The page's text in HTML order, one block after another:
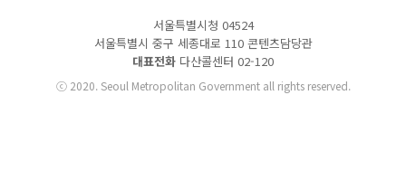
서울특별시청 04524
서울특별시 중구 세종대로 110 콘텐츠담당관
대표전화 다산콜센터 02-120
ⓒ2020. Seoul Metropolitan Government all rights reserved.